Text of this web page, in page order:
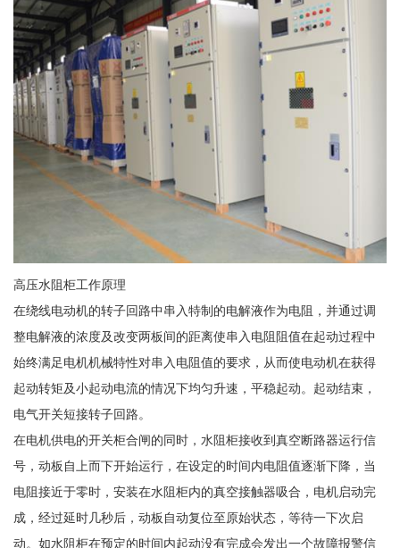
高压水阻柜工作原理
在绕线电动机的转子回路中串入特制的电解液作为电阻，并通过调
整电解液的浓度及改变两板间的距离使串入电阻阻值在起动过程中
始终满足电机机械特性对串入电阻值的要求，从而使电动机在获得
起动转矩及小起动电流的情况下均匀升速，平稳起动。起动结束，
电气开关短接转子回路。
在电机供电的开关柜合闸的同时，水阻柜接收到真空断路器运行信
号，动板自上而下开始运行，在设定的时间内电阻值逐渐下降，当
电阻接近于零时，安装在水阻柜内的真空接触器吸合，电机启动完
成，经过延时几秒后，动板自动复位至原始状态，等待一下次启
动。如水阻柜在预定的时间内起动没有完成会发出一个故障报警信